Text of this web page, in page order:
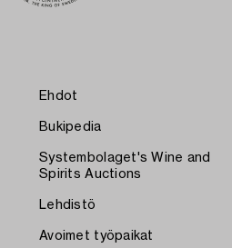
Ehdot
Bukipedia
Systembolaget's Wine and
Spirits Auctions
Lehdistö
Avoimet työpaikat